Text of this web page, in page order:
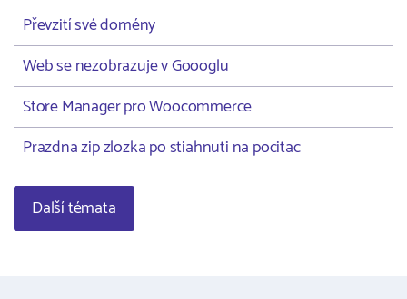
Převzití své domény
Web se nezobrazuje v Goooglu
Store Manager pro Woocommerce
Prazdna zip zlozka po stiahnuti na pocitac
Další témata